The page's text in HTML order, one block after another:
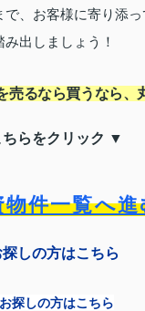
、お客様に寄り添っ
出しましょう！
るなら買うなら、
らをクリック ▼
件一覧へ進
しの方はこちら
探しの方はこちら